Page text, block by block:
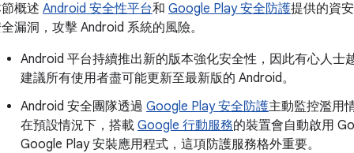
概述 Android 安全性平台和 Google Play 安全防護提供的資
漏洞，攻擊 Android 系統的風險。
Android 平台持續推出新的版本強化安全性，因此有心人士
建議所有使用者盡可能更新至最新版的 Android。
Android 安全團隊透過 Google Play 安全防護主動監控濫用
在預設情況下，搭載 Google 行動服務的裝置會自動啟用
Google Play 安裝應用程式，這項防護服務格外重要。